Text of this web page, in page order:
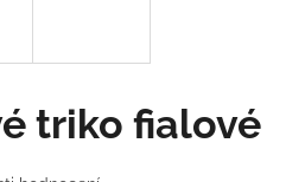
triko fialové